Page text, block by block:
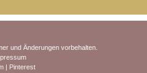
und Änderungen vorbehalten.
| Pinterest